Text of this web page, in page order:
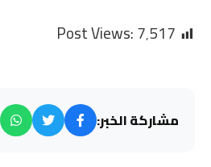
Post Views:7٬517
مشاركة الخبر: